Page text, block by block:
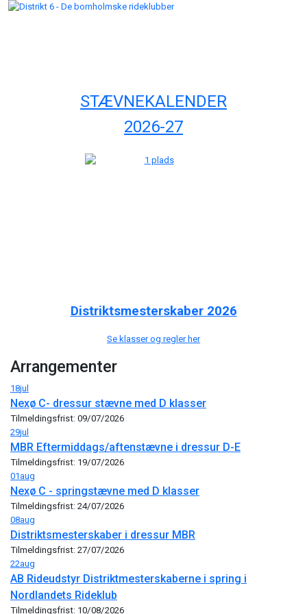
STÆVNEKALENDER
2026-27
Distriktsmesterskaber 2026
Se klasser og regler her
Arrangementer
18jul
Nexø C- dressur stævne med D klasser
Tilmeldingsfrist: 09/07/2026
29jul
MBR Eftermiddags/aftenstævne i dressur D-E
Tilmeldingsfrist: 19/07/2026
01aug
Nexø C - springstævne med D klasser
Tilmeldingsfrist: 24/07/2026
08aug
Distriktsmesterskaber i dressur MBR
Tilmeldingsfrist: 27/07/2026
22aug
AB Rideudstyr Distriktmesterskaberne i spring i
Nordlandets Rideklub
Tilmeldingsfrist: 10/08/2026